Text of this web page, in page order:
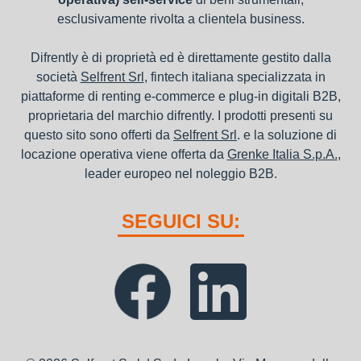
esclusivamente rivolta a clientela business.
Difrently è di proprietà ed è direttamente gestito dalla
società Selfrent Srl , fintech italiana specializzata in
piattaforme di renting e-commerce e plug-in digitali B2B,
proprietaria del marchio difrently. I prodotti presenti su
questo sito sono offerti da Selfrent Srl . e la soluzione di
locazione operativa viene offerta da Grenke Italia S.p.A.,
leader europeo nel noleggio B2B.
SEGUICI SU: